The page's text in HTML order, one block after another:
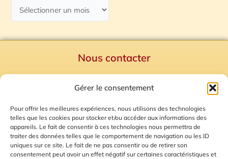
Gérer le consentement
Pour offrir les meilleures expériences, nous utilisons des technologies
telles que les cookies pour stocker et/ou accéder aux informations des
appareils. Le fait de consentir à ces technologies nous permettra de
traiter des données telles que le comportement de navigation ou les ID
uniques sur ce site. Le fait de ne pas consentir ou de retirer son
consentement peut avoir un effet négatif sur certaines caractéristiques et
Nous contacter
Mentions Légales
Plan du site
Gestion des Cookies